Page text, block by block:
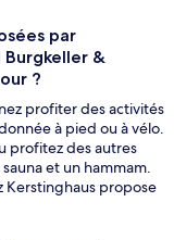
par
&
?
profiter des activités
à pied ou à vélo.
profitez des autres
et un hammam.
Kerstinghaus propose